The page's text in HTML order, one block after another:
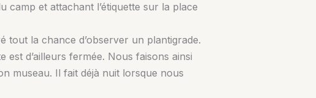
camp et attachant l’étiquette sur la place
la chance d’observer un plantigrade.
d’ailleurs fermée. Nous faisons ainsi
museau. Il fait déjà nuit lorsque nous